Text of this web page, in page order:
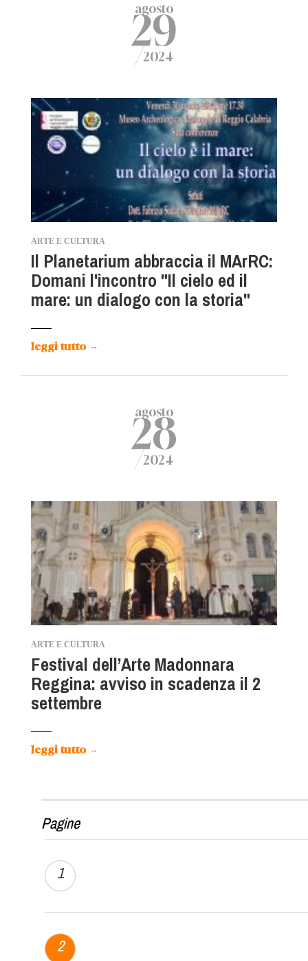
agosto
29
/2024
ARTE E CULTURA
Il Planetarium abbraccia il MArRC:
Domani l'incontro "Il cielo ed il
mare: un dialogo con la storia"
leggi tutto →
agosto
28
/2024
ARTE E CULTURA
Festival dell’Arte Madonnara
Reggina: avviso in scadenza il 2
settembre
leggi tutto →
Pagine
1
2